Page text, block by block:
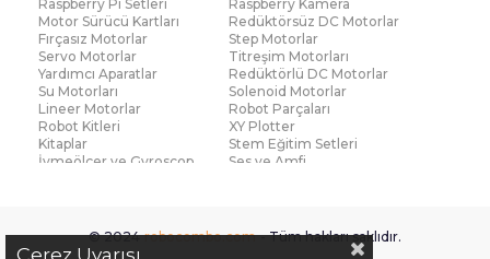
Raspberry Pi Setleri
Raspberry Kamera
Motor Sürücü Kartları
Redüktörsüz DC Motorlar
Fırçasız Motorlar
Step Motorlar
Servo Motorlar
Titreşim Motorları
Yardımcı Aparatlar
Redüktörlü DC Motorlar
Su Motorları
Solenoid Motorlar
Lineer Motorlar
Robot Parçaları
Robot Kitleri
XY Plotter
Kitaplar
Stem Eğitim Setleri
İvmeölçer ve Gyroscop
Ses ve Amfi
Voltaj ve Akım
Titreşim
Basınç ve Kuvvet
© 2024 robocombo.com - Tüm hakları saklıdır.
Çerez Uyarısı